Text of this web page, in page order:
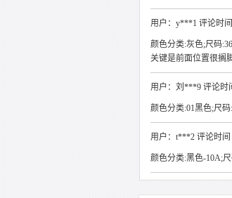
用户：y***1 评论时间
颜色分类:灰色;尺码
关键是前面位置很搁
用户：刘***9 评论时
颜色分类:01黑色;尺
用户：t***2 评论时间
颜色分类:黑色-10A;